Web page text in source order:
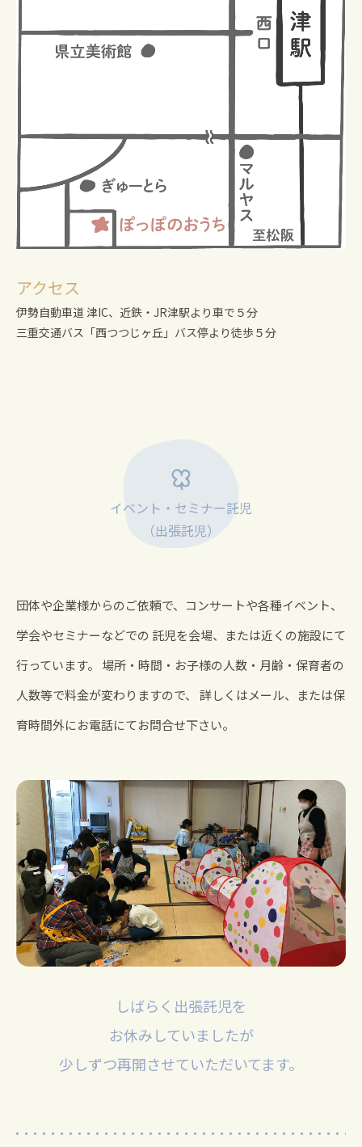
アクセス
伊勢自動車道 津IC、近鉄・JR津駅より車で５分
三重交通バス「西つつじヶ丘」バス停より徒歩５分
イベント・セミナー託児
（出張託児）
団体や企業様からのご依頼で、コンサートや各種イベント、
学会やセミナーなどでの 託児を会場、または近くの施設にて
行っています。
場所・時間・お子様の人数・月齢・保育者の
人数等で料金が変わりますので、
詳しくはメール、または保
育時間外にお電話にてお問合せ下さい。
しばらく出張託児を
お休みしていましたが
少しずつ再開させていただいてます。